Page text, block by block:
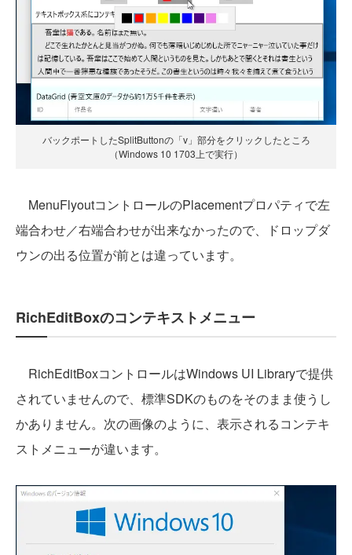
バックポートしたSplitButtonの「v」部分をクリックしたところ
（Windows 10 1703上で実行）
MenuFlyoutコントロールのPlacementプロパティで左
端合わせ／右端合わせが出来なかったので、ドロップダ
ウンの出る位置が前とは違っています。
RichEditBoxのコンテキストメニュー
RichEditBoxコントロールはWindows UI Libraryで提供
されていませんので、標準SDKのものをそのまま使うし
かありません。次の画像のように、表示されるコンテキ
ストメニューが違います。